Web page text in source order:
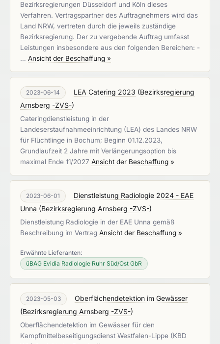
Bezirksregierungen Düsseldorf und Köln dieses
Verfahren. Vertragspartner des Auftragnehmers wird das
Land NRW, vertreten durch die jeweils zuständige
Bezirksregierung. Der zu vergebende Auftrag umfasst
Leistungen insbesondere aus den folgenden Bereichen: -
… Ansicht der Beschaffung »
2023-06-14 LEA Catering 2023 (Bezirksregierung
Arnsberg -ZVS-)
Cateringdienstleistung in der
Landeserstaufnahmeeinrichtung (LEA) des Landes NRW
für Flüchtlinge in Bochum; Beginn 01.12.2023,
Grundlaufzeit 2 Jahre mit Verlängerungsoption bis
maximal Ende 11/2027 Ansicht der Beschaffung »
2023-06-01
Dienstleistung Radiologie 2024 - EAE
Unna (Bezirksregierung Arnsberg -ZVS-)
Dienstleistung Radiologie in der EAE Unna gemäß
Beschreibung im Vertrag Ansicht der Beschaffung »
Erwähnte Lieferanten:
üBAG Evidia Radiologie Ruhr Süd/Ost GbR
2023-05-03
Oberflächendetektion im Gewässer
(Bezirksregierung Arnsberg -ZVS-)
Oberflächendetektion im Gewässer für den
Kampfmittelbeseitigungsdienst Westfalen-Lippe (KBD